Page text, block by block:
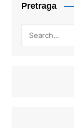
Pretraga